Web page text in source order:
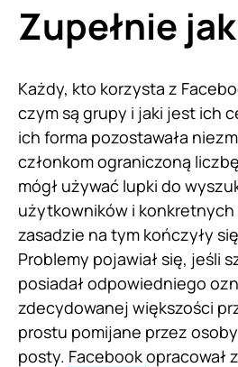
Zupełnie
Każdy, kto korzysta z
czym są grupy i jaki jest ich
ich forma pozostawała
członkom ograniczoną
mógł używać lupki do
użytkowników i konkretnych
zasadzie na tym kończyły
Problemy pojawiał się, jeśli
posiadał odpowiedniego
zdecydowanej większości
prostu pomijane przez
posty. Facebookopracował